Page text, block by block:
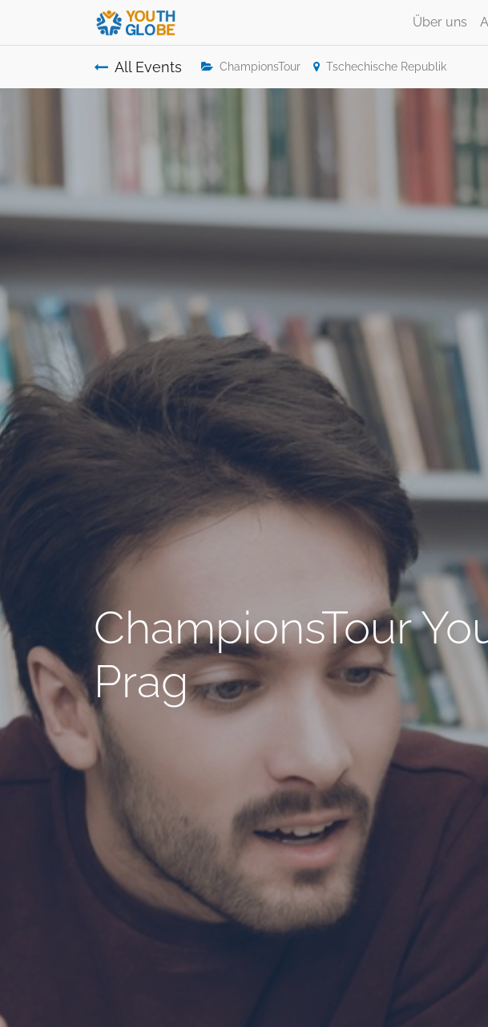
Über uns
All Events ChampionsTour Tschechische Republik
ChampionsTour
Prag